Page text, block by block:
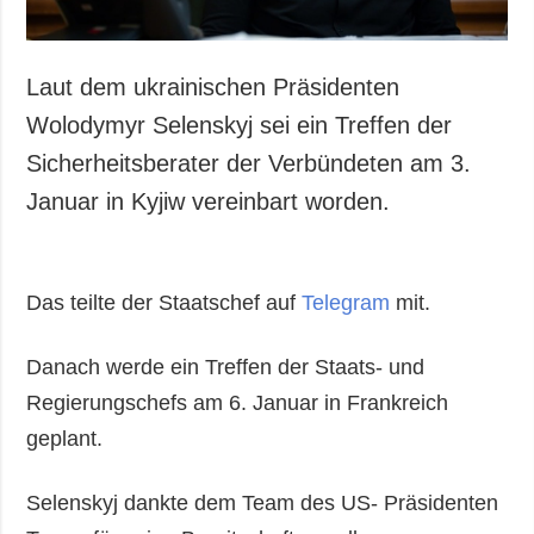
Laut dem ukrainischen Präsidenten
Wolodymyr Selenskyj sei ein Treffen der
Sicherheitsberater der Verbündeten am 3.
Januar in Kyjiw vereinbart worden.
Das teilte der Staatschef aufTelegram mit.
Danach werde ein Treffen der Staats- und
Regierungschefs am 6. Januar in Frankreich
geplant.
Selenskyj dankte dem Team des US- Präsidenten